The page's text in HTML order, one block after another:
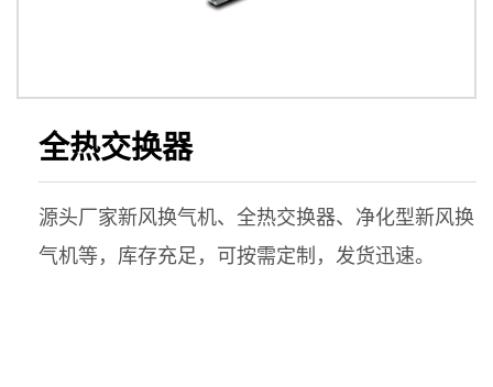
全热交换器
源头厂家新风换气机、全热交换器、净化型新风换
气机等，库存充足，可按需定制，发货迅速。